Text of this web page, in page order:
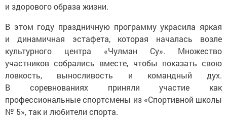
и здорового образа жизни.
В этом году праздничную программу украсила яркая
и динамичная эстафета, которая началась возле
культурного центра «Чулман Су». Множество
участников собрались вместе, чтобы показать свою
ловкость, выносливость и командный дух.
В соревнованиях приняли участие как
профессиональные спортсмены из «Спортивной школы
№ 5», так и любители спорта.